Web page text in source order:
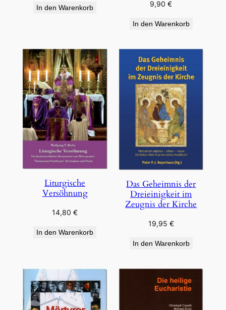
In den Warenkorb 9,90€
In den Warenkorb
Liturgische
Versöhnung
14,80€
In den Warenkorb
Das Geheimnis der
Dreieinigkeit im
Zeugnis der Kirche
19,95 €
In den Warenkorb